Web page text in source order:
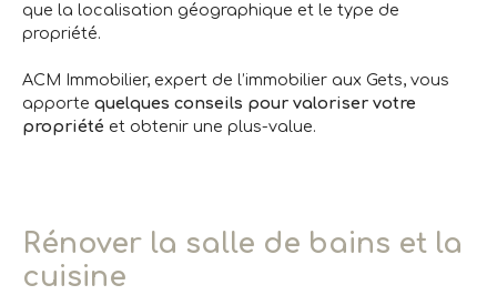
que la localisation géographique et le type de
propriété.
ACM Immobilier, expert de l’immobilier aux Gets, vous
apporte quelques conseils pour valoriser votre
propriété et obtenir une plus-value.
Rénover la salle de bains et la
cuisine